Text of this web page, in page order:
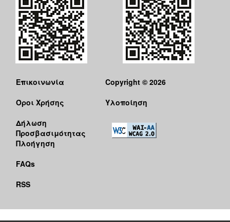
Επικοινωνία
Όροι Χρήσης
Δήλωση
Προσβασιμότητας
Πλοήγηση
FAQs
RSS
Copyright © 2026
Υλοποίηση